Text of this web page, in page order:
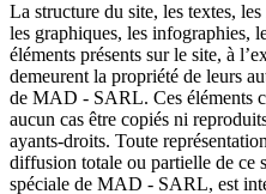
La structure du site, les textes,
les graphiques, les infographies,
éléments présents sur le site, à
demeurent la propriété de leurs
de MAD - SARL. Ces éléments
aucun cas être copiés ni
ayants-droits. Toute
diffusion totale ou partielle de ce
spéciale de MAD - SARL, est